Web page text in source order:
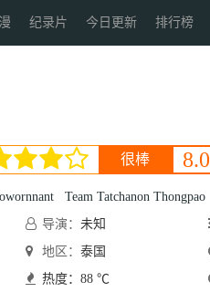
纪录片 今日更新 排行榜
很棒 8.0
Team Tatchanon Thongpao
导演： 未知
地区： 泰国
热度：88 ℃